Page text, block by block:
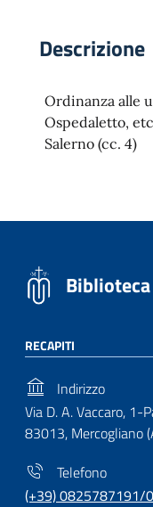
Descrizione
Ordinanza alle
Ospedaletto,
Salerno (cc. 4)
RECAPITI
Indirizzo
Via D. A. Vaccaro, 1-
83013, Mercogliano
Telefono
(+39) 0825787191/